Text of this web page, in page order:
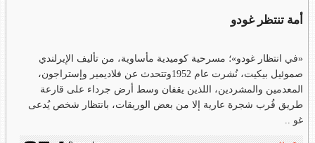
أمة تنتظر غودو
«في انتظار غودو»؛ مسرحية كوميدية مأساوية، من تأليف الإيرلندي
صموئيل بيكيت، نُشرت عام 1952وتتحدث عن فلاديمير وإستراجون،
المعدمين والمشردين، اللذين يقفان وسط أرض جرداء على قارعة
طريق قُرب شجرة عارية إلا من بعض الوريقات، بانتظار شخص يُدعى
غو ..